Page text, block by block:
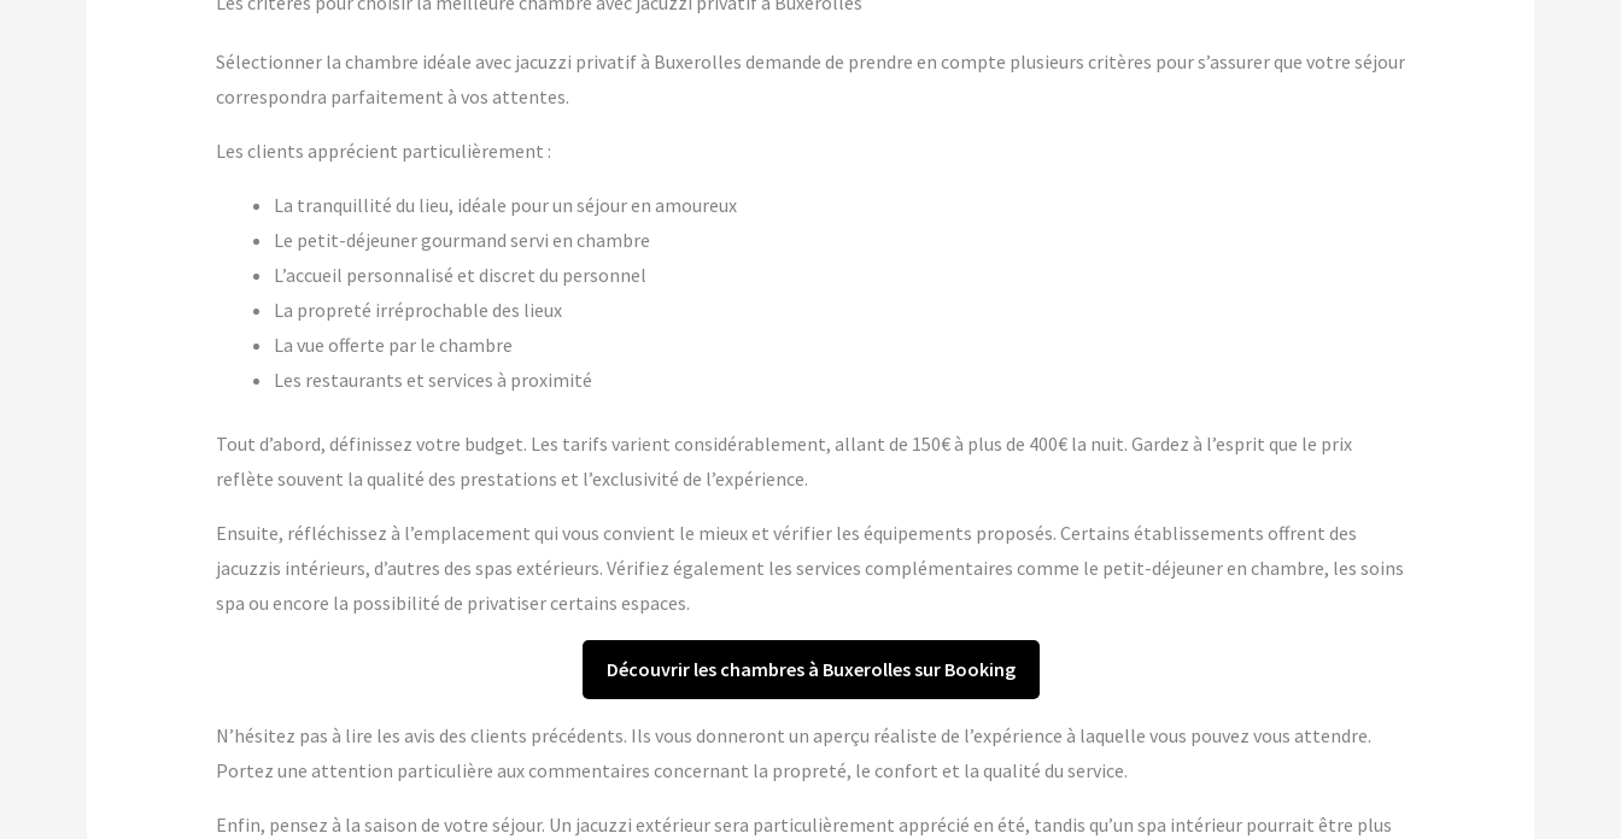
Sélectionner la chambre idéale avec jacuzzi privatif à Buxerolles demande de prendre en compte plusieurs critères pour s’assurer que votre séjour
correspondra parfaitement à vos attentes.
Les clients apprécient particulièrement :
La tranquillité du lieu, idéale pour un séjour en amoureux
Le petit-déjeuner gourmand servi en chambre
L’accueil personnalisé et discret du personnel
La propreté irréprochable des lieux
La vue offerte par le chambre
Les restaurants et services à proximité
Tout d’abord, définissez votre budget. Les tarifs varient considérablement, allant de 150€ à plus de 400€ la nuit. Gardez à l’esprit que le prix
reflète souvent la qualité des prestations et l’exclusivité de l’expérience.
Ensuite, réfléchissez à l’emplacement qui vous convient le mieux et vérifier les équipements proposés. Certains établissements offrent des
jacuzzis intérieurs, d’autres des spas extérieurs. Vérifiez également les services complémentaires comme le petit-déjeuner en chambre, les soins
spa ou encore la possibilité de privatiser certains espaces.
Découvrir les chambres à Buxerolles sur Booking
N’hésitez pas à lire les avis des clients précédents. Ils vous donneront un aperçu réaliste de l’expérience à laquelle vous pouvez vous attendre.
Portez une attention particulière aux commentaires concernant la propreté, le confort et la qualité du service.
Enfin, pensez à la saison de votre séjour. Un jacuzzi extérieur sera particulièrement apprécié en été, tandis qu’un spa intérieur pourrait être plus